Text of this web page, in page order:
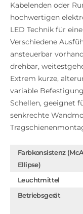
Kabelenden oder
hochwertigen
LED Technik für
Verschiedene
ansteuerbar
drehbar,
Extrem kurze,
variable
Schellen, geeignet
senkrechte
Farbkonsistenz
Ellipse)
Leuchtmittel
Betriebsgerät